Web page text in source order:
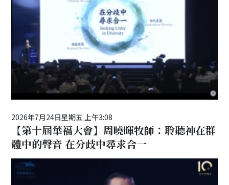
2026年7月24日星期五 上午3:08
【第十屆華福大會】周曉暉牧師：聆聽神在群
體中的聲音 在分歧中尋求合一